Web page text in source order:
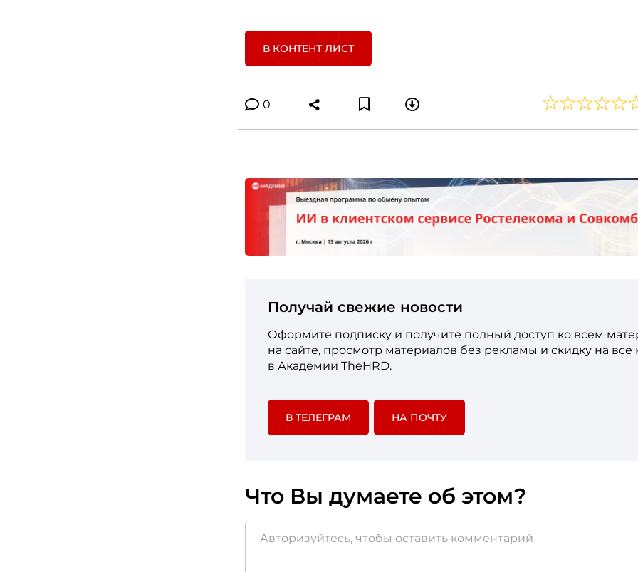
В КОНТЕНТ ЛИСТ
0
Получай свежие новости
Оформите подписку и получите полный доступ ко всем
на сайте, просмотр материалов без рекламы и скидку на все
в Академии TheHRD.
В ТЕЛЕГРАМ НА ПОЧТУ
Что Вы думаете об этом?